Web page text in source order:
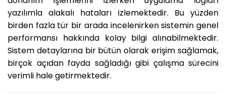
yazılımla alakalı hataları izlemektedir. Bu yüzden
birden fazla tür bir arada incelenirken sistemin genel
performansı hakkında kolay bilgi alınabilmektedir.
Sistem detaylarına bir bütün olarak erişim sağlamak,
birçok açıdan fayda sağladığı gibi çalışma sürecini
verimli hale getirmektedir.